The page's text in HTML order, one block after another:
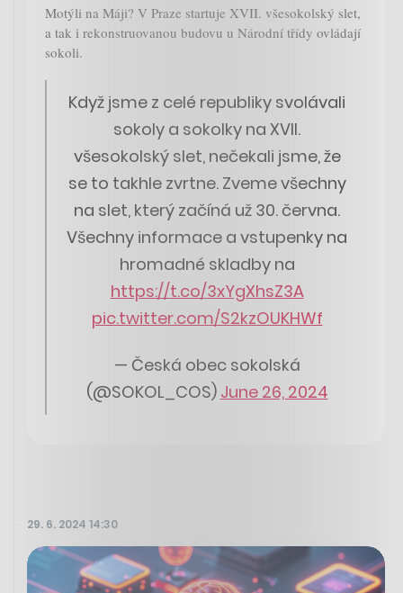
Motýli na Máji? V Praze startuje XVII. všesokolský slet,
a tak i rekonstruovanou budovu u Národní třídy ovládají
sokoli.
Když jsme z celé republiky svolávali
sokoly a sokolky na XVII.
všesokolský slet, nečekali jsme, že
se to takhle zvrtne. Zveme všechny
na slet, který začíná už 30. června.
Všechny informace a vstupenky na
hromadné skladby na
https://t.co/3xYgXhsZ3A
pic.twitter.com/S2kzOUKHWf
— Česká obec sokolská
(@SOKOL_COS) June 26, 2024
29. 6. 2024 14:30